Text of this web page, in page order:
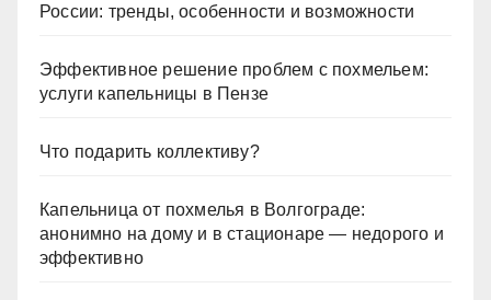
России: тренды, особенности и возможности
Эффективное решение проблем с похмельем:
услуги капельницы в Пензе
Что подарить коллективу?
Капельница от похмелья в Волгограде:
анонимно на дому и в стационаре — недорого и
эффективно